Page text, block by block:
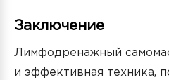
Заключение
Лимфодренажный
и эффективная техника,